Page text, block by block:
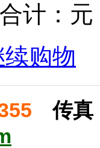
合计： 元
购物
传真